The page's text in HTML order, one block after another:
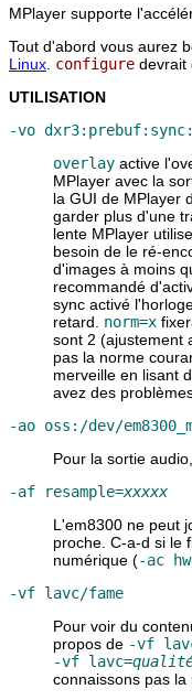
MPlayer supporte
Tout d'abord vous aurez
Linux configure devrait
UTILISATION
-vo
overlay active
MPlayer avec la
la GUI de MPlayer
garder plus d'une
lente MPlayer
besoin de le ré-
d'images à moins
recommandé
sync activé
retard. norm=x
sont 2 (ajustement
pas la norme
merveille en lisant
avez des
-ao oss:/dev/
Pour la sortie
-af resample=xxxxx
L'em8300 ne peut
proche. C-a-d si le
numérique (-ac
-vf lavc/fame
Pour voir du
propos de -vf
-vf lavc=
connaissons pas